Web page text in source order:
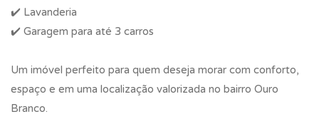
✔️ Lavanderia
✔️ Garagem para até 3 carros
Um imóvel perfeito para quem deseja morar com conforto,
espaço e em uma localização valorizada no bairro Ouro
Branco.